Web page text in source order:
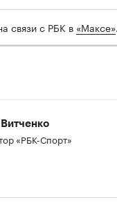
связи с РБК в «Максе».
«РБК-Спорт»